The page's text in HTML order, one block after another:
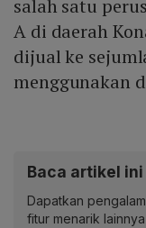
salah satu
A di daerah
dijual ke
menggunakan
Baca artikel
Dapatkan
fitur menarik